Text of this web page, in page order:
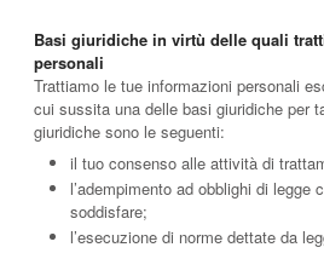
Basi giuridiche in virtù delle quali
personali
Trattiamo le tue informazioni personali
cui sussita una delle basi giuridiche per
giuridiche sono le seguenti:
il tuo consenso alle attività di
l’adempimento ad obblighi di legge
soddisfare;
l’esecuzione di norme dettate da